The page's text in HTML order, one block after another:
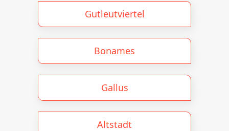
Gutleutviertel
Bonames
Gallus
Altstadt